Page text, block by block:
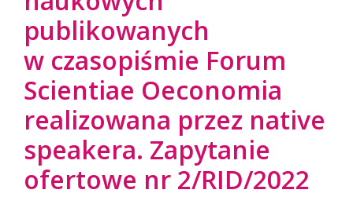
publikowanych
w czasopiśmie Forum
Scientiae Oeconomia
realizowana przez native
speakera. Zapytanie
ofertowe nr 2/RID/2022